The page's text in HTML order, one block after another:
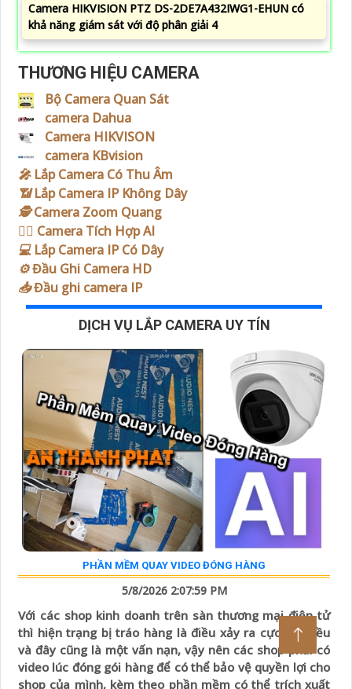
Camera HIKVISION PTZ DS-2DE7A432IWG1-EHUN có
khả năng giám sát với độ phân giải 4
THƯƠNG HIỆU CAMERA
Bộ Camera Quan Sát
camera Dahua
Camera HIKVISON
camera KBvision
️🎤️ Lắp Camera Có Thu Âm
📶Lắp Camera IP Không Dây
🕵️Camera Zoom Quang
🧛‍♀️ Camera Tích Hợp AI
💻Lắp Camera IP Có Dây
⚙️Đầu Ghi Camera HD
📥Đầu ghi camera IP
DỊCH VỤ LẮP CAMERA UY TÍN
PHẦN MỀM QUAY VIDEO ĐÓNG HÀNG
5/8/2026 2:07:59 PM
Với các shop kinh doanh trên sàn thương mại điện tử
thì hiện trạng bị tráo hàng là điều xảy ra cực kì nhiều
và đây cũng là một vấn nạn, vậy nên các shop phải có
video lúc đóng gói hàng để có thể bảo vệ quyền lợi cho
shop của mình, kèm theo phần mềm có thể trích xuất